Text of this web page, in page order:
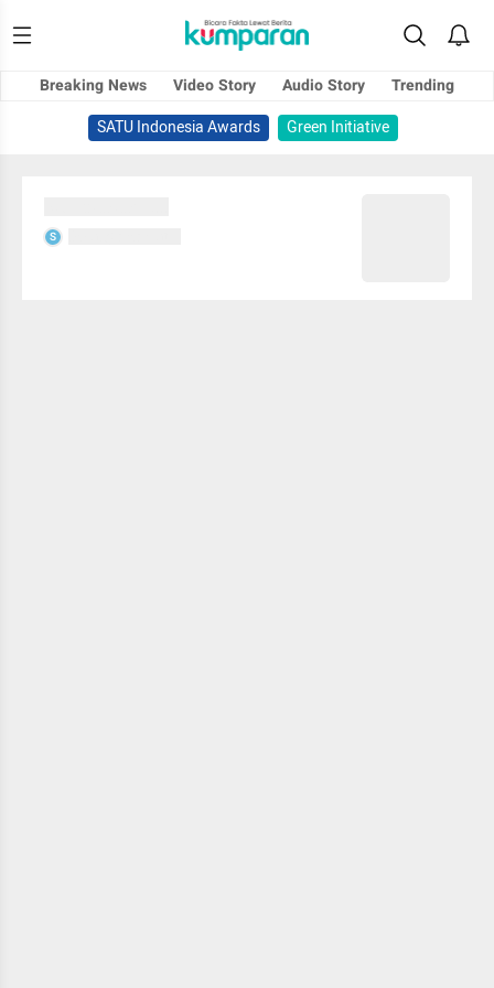
Breaking News Video Story Audio Story
Trending
SATU Indonesia Awards
Green Initiative
S